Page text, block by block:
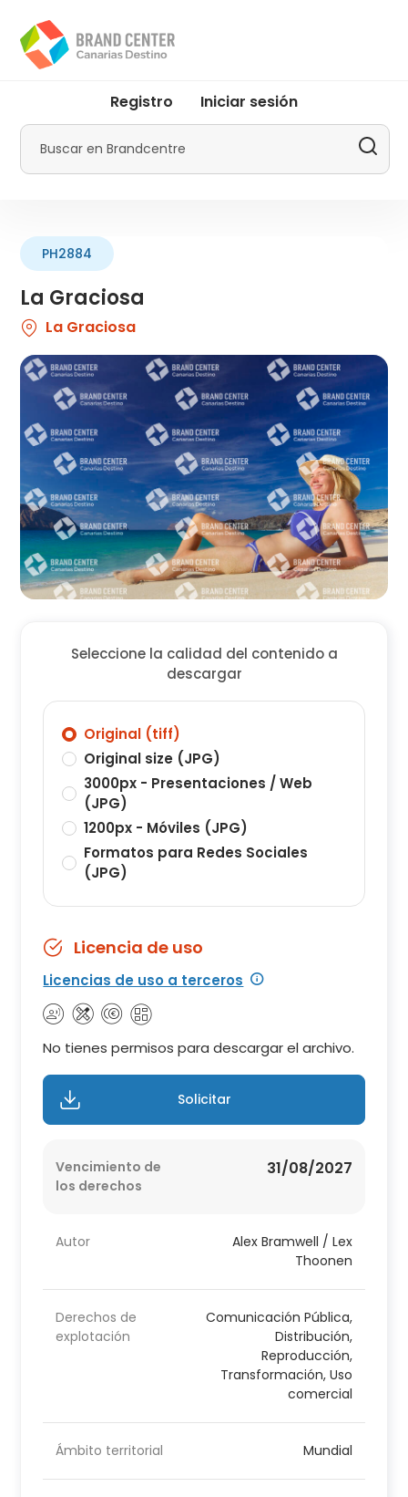
contenido
principal
menu
Promotur
Registro Iniciar sesión
Buscar
La Graciosa
PH2884
La Graciosa
Seleccione la calidad del contenido a
descargar
Original (tiff)
Original size (JPG)
3000px - Presentaciones / Web
(JPG)
1200px - Móviles (JPG)
Formatos para Redes Sociales
(JPG)
Licencia de uso
Licencias de uso a terceros
No tienes permisos para descargar el archivo.
Solicitar
Vencimiento de
los derechos
31/08/2027
Autor
Alex Bramwell / Lex
Thoonen
Derechos de
explotación
Comunicación Pública,
Distribución,
Reproducción,
Transformación, Uso
comercial
Ámbito territorial Mundial